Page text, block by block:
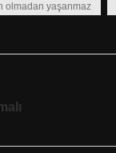
olmadan yaşanmaz